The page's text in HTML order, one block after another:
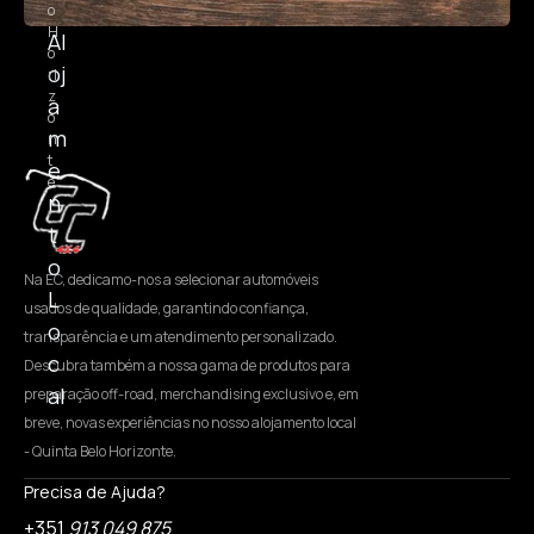
Al
oj
a
m
e
n
t
o
L
o
c
al
o
H
o
ri
z
o
n
t
e
Na EC, dedicamo-nos a selecionar automóveis
usados de qualidade, garantindo confiança,
transparência e um atendimento personalizado.
Descubra também a nossa gama de produtos para
preparação off-road, merchandising exclusivo e, em
breve, novas experiências no nosso alojamento local
- Quinta Belo Horizonte.
Precisa de Ajuda?
+351 913 049 875